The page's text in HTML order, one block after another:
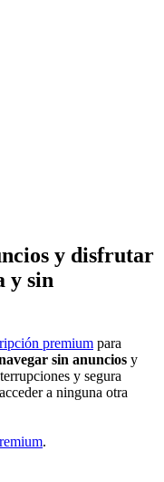
y disfrutar
y sin
premium para
sin anuncios y
y segura
a ninguna otra
.